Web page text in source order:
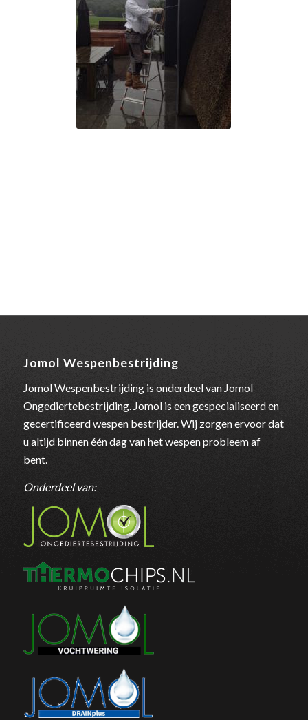
Jomol Wespenbestrijding
Jomol Wespenbestrijding is onderdeel van Jomol
Ongediertebestrijding. Jomol is een gespecialiseerd en
gecertificeerd wespen bestrijder. Wij zorgen ervoor dat
u altijd binnen één dag van het wespen probleem af
bent.
Onderdeel van: